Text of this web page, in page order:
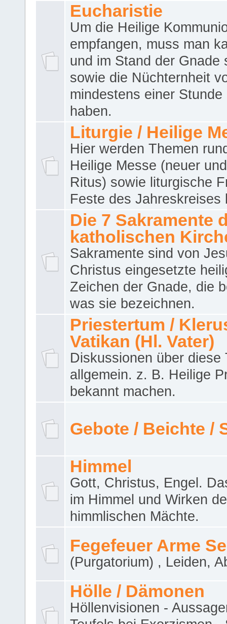
Eucharistie
Um die Heilige
empfangen, muss man
und im Stand der Gnade
sowie die Nüchternheit
mindestens einer Stunde
haben.
Liturgie / Heilige
Hier werden Themen
Heilige Messe (neuer
Ritus) sowie liturgische
Feste des Jahreskreises
Die 7 Sakramente
katholischen
Sakramente sind von
Christus eingesetzte
Zeichen der Gnade, die
was sie bezeichnen.
Priestertum /
Vatikan (Hl. Vater)
Diskussionen über diese
allgemein. z. B. Heilige
bekannt machen.
Gebote / Beichte /
Himmel
Gott, Christus, Engel.
im Himmel und Wirken
himmlischen Mächte.
Fegefeuer Arme
(Purgatorium) , Leiden,
Hölle / Dämonen
Höllenvisionen -